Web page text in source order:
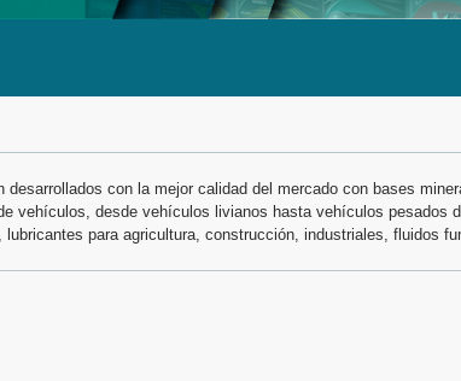
desarrollados con la mejor calidad del mercado con bases
vehículos, desde vehículos livianos hasta vehículos pesados
para agricultura, construcción, industriales, fluidos